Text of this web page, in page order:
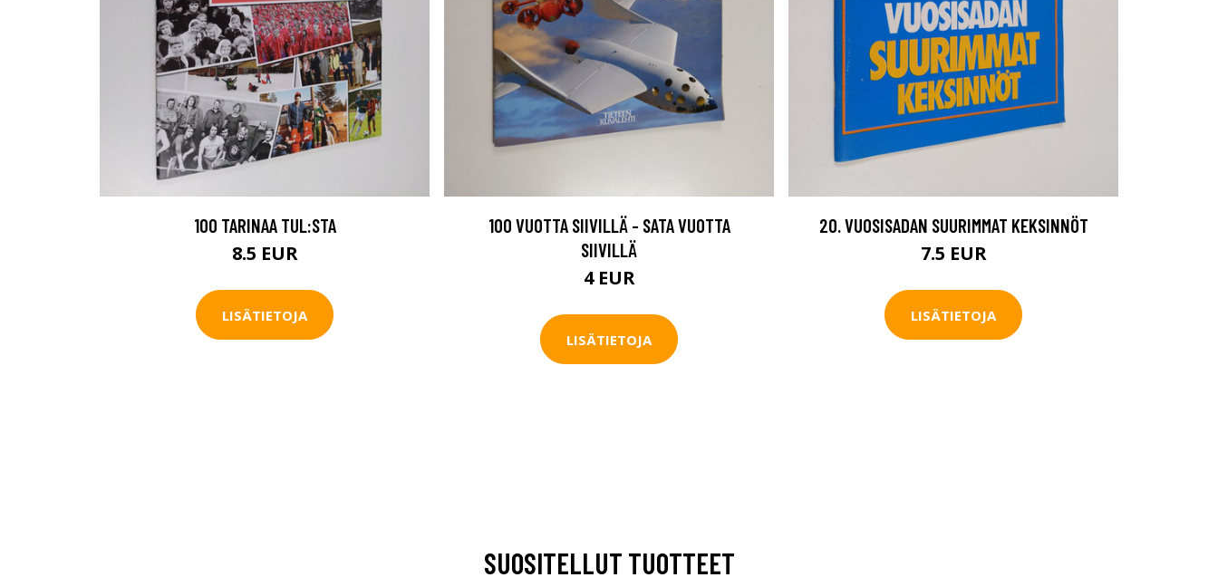
100 TARINAA TUL:STA
8.5 EUR
LISÄTIETOJA
100 VUOTTA SIIVILLÄ - SATA VUOTTA
SIIVILLÄ
4 EUR
LISÄTIETOJA
20. VUOSISADAN SUURIMMAT KEKSINNÖT
7.5 EUR
LISÄTIETOJA
SUOSITELLUT TUOTTEET